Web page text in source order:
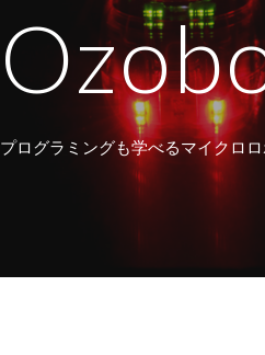
プログラミングも学べるマイクロロ